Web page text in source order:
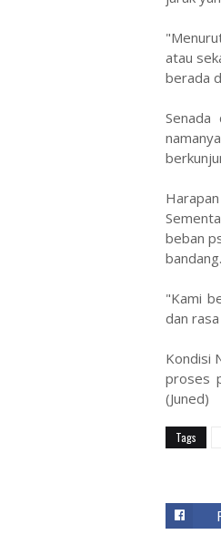
atau
berada
beban
bandang.
​"Kami
dan
​Kondisi
proses
(Juned)
Tags